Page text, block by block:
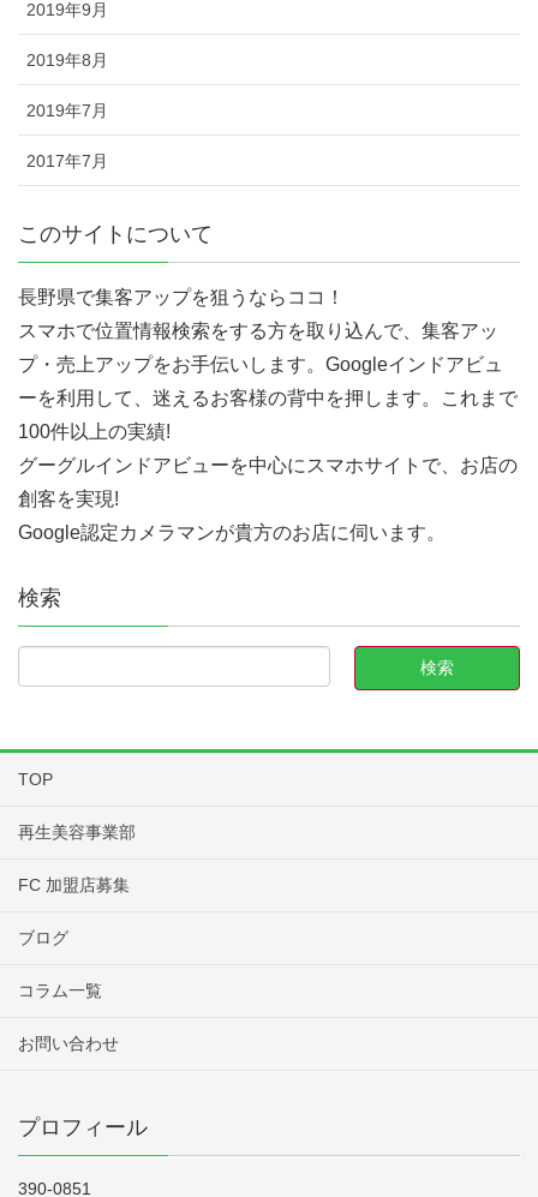
2019年9月
2019年8月
2019年7月
2017年7月
このサイトについて
長野県で集客アップを狙うならココ！
スマホで位置情報検索をする方を取り込んで、集客アッ
プ・売上アップをお手伝いします。Googleインドアビュ
ーを利用して、迷えるお客様の背中を押します。これまで
100件以上の実績!
グーグルインドアビューを中心にスマホサイトで、お店の
創客を実現!
Google認定カメラマンが貴方のお店に伺います。
検索
TOP
再生美容事業部
FC 加盟店募集
ブログ
コラム一覧
お問い合わせ
プロフィール
390-0851